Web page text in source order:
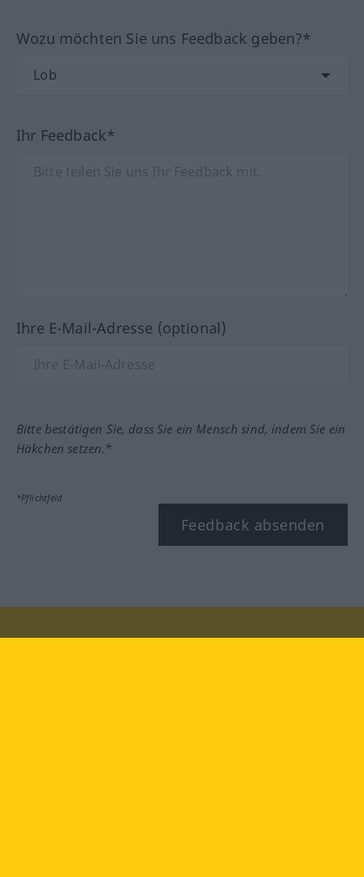
Wozu möchten Sie uns Feedback geben?*
Ihr Feedback*
Ihre E-Mail-Adresse (optional)
Bitte bestätigen Sie, dass Sie ein Mensch sind, indem Sie ein
Häkchen setzen.*
*Pflichtfeld
Feedback absenden